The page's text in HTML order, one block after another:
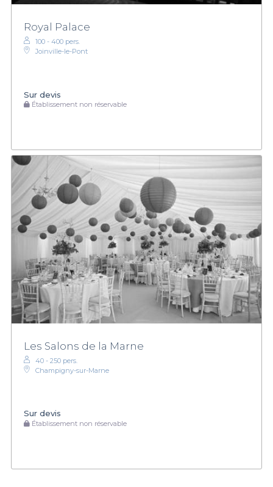
Royal Palace
100 - 400 pers.
Joinville-le-Pont
Sur devis
Établissement non réservable
Les Salons de la Marne
40 - 250 pers.
Champigny-sur-Marne
Sur devis
Établissement non réservable